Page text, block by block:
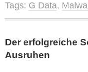
Tags: G Data,
Der erfolgreiche
Ausruhen